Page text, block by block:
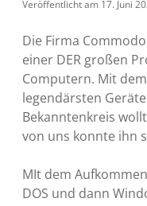
Meine
Alleinr – Der
S9y InfoCamp –
Veröffentlicht am 17. Juni
Die Firma
einer DER großen
Computern. Mit dem
legendärsten
Bekanntenkreis
von uns konnte ihn
MIt dem
DOS und dann